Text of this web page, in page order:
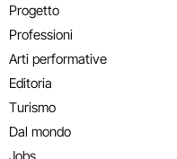
Progetto
Professioni
Arti performative
Editoria
Turismo
Dal mondo